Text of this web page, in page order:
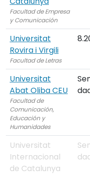
Facultad de Empresa
y Comunicación
Universitat
Rovira i Virgili
Facultad de Letras
Universitat
Abat Oliba CEU
Facultad de
Comunicación,
Educación y
Humanidades
Universitat
Internacional
de Catalunya